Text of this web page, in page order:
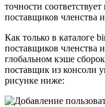
точности
поставщиков членства
Как только в каталоге
поставщиков членства
глобальном кэше
поставщик из консоли
рисунке ниже: